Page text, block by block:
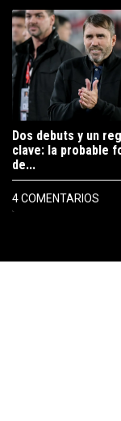
Un artículo de
Dos debuts y un
clave: la probable
de...
4 COMENTARIOS